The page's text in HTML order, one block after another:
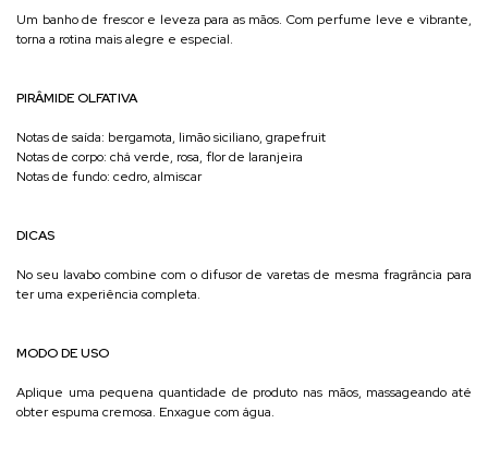
Um banho de frescor e leveza para as mãos. Com perfume leve e vibrante,
torna a rotina mais alegre e especial.
PIRÂMIDE OLFATIVA
Notas de saída: bergamota, limão siciliano, grapefruit
Notas de corpo: chá verde, rosa, flor de laranjeira
Notas de fundo: cedro, almiscar
DICAS
No seu lavabo combine com o difusor de varetas de mesma fragrância para
ter uma experiência completa.
MODO DE USO
Aplique uma pequena quantidade de produto nas mãos, massageando até
obter espuma cremosa. Enxague com água.